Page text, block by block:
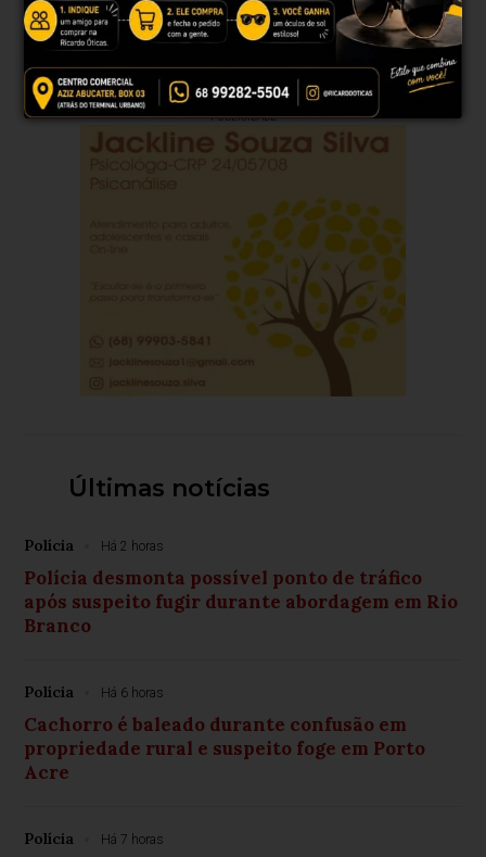
Atualizado às 21h01
PUBLICIDADE
Últimas notícias
Polícia Há 2 horas
Polícia desmonta possível ponto de tráfico
após suspeito fugir durante abordagem em Rio
Branco
Polícia Há 6 horas
Cachorro é baleado durante confusão em
propriedade rural e suspeito foge em Porto
Acre
Polícia Há 7 horas